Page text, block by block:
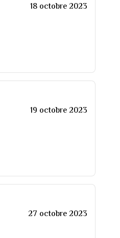
18 octobre 2023
19 octobre 2023
27 octobre 2023